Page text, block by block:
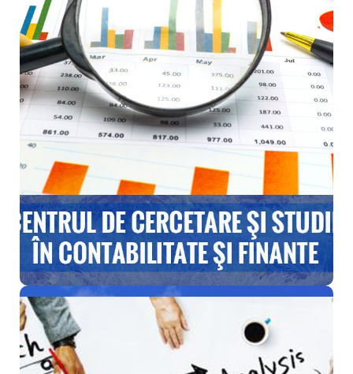
Universității Valahia din Târgoviște. Începând cu
anul 2014 centrul a trecut sub egida Institutului de
Cercetare Științifică și Tehnologică
Multidisciplinară funcționând în clădirea ICSTM.
Director
Prof. univ. dr. habil. Dan-Marius
Coman
DETALII
DOMENIUL DE CERCETARE PRIORITAR:
Științe economice
DOMENIUL FUNDAMENTAL DE CERCETARE:
Economie, Management, Marketing